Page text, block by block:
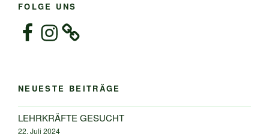
FOLGE UNS
FacebookInstagram
NEUESTE BEITRÄGE
LEHRKRÄFTE GESUCHT
22. Juli 2024